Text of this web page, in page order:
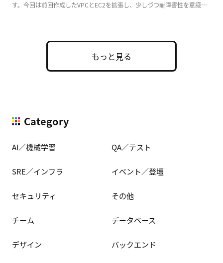
す。今回は前回作成したVPCとEC2を拡張し、少しづつ耐障害性を意識し
もっと見る
Category
AI／機械学習 QA／テスト
SRE／インフラ イベント／登壇
セキュリティ その他
チーム データベース
デザイン バックエンド